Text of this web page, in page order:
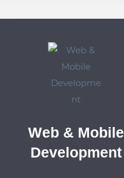
Web & Mobile
Development